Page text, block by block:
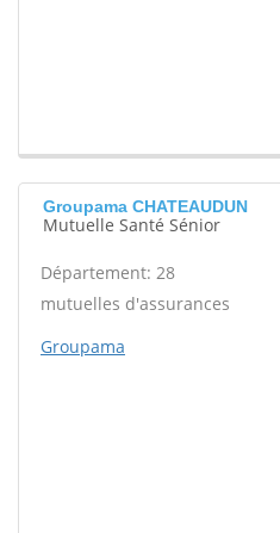
Groupama CHATEAUDUN
Mutuelle Santé Sénior
Département: 28
mutuelles d'assurances
Groupama